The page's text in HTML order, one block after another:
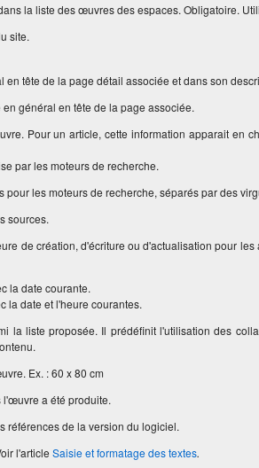
la liste des œuvres des espaces. Obligatoire.
site.
tête de la page détail associée et dans son
général en tête de la page associée.
Pour un article, cette information apparait en
par les moteurs de recherche.
pour les moteurs de recherche, séparés par des
sources.
de création, d'écriture ou d'actualisation pour
la date courante.
la date et l'heure courantes.
la liste proposée. Il prédéfinit l'utilisation des
Ex. : 60 x 80 cm
l'œuvre a été produite.
références de la version du logiciel.
l'articleSaisie et formatage des textes.